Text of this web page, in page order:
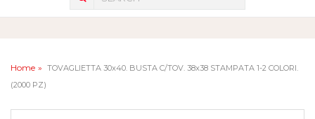
Home
TOVAGLIETTA 30x40. BUSTA C/TOV. 38x38 STAMPATA 1-2 COLORI.
(2000 PZ)